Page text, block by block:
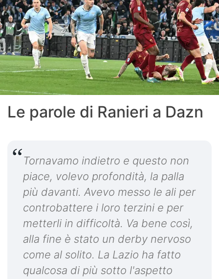
Le parole di Ranieri a Dazn
Tornavamo indietro e questo non
piace, volevo profondità, la palla
più davanti. Avevo messo le ali per
controbattere i loro terzini e per
metterli in difficoltà. Va bene così,
alla fine è stato un derby nervoso
come al solito. La Lazio ha fatto
qualcosa di più sotto l'aspetto